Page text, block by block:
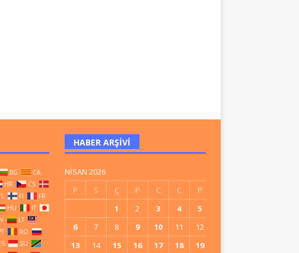
BG
CA
HR
CS
FI
FR
HU
IT
LT
RO
SU
HABER ARŞIVI
NISAN 2026
P
S Ç P C C
P
1
2 3 4
5
6
7 8 9 10 11
12
13
14 15 16 17 18 19